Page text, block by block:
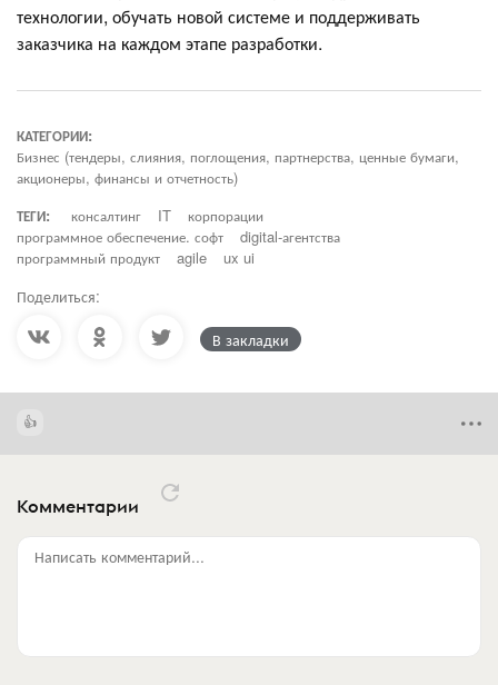
технологии, обучать новой системе и поддерживать
заказчика на каждом этапе разработки.
КАТЕГОРИИ:
Бизнес (тендеры, слияния, поглощения, партнерства, ценные бумаги,
акционеры, финансы и отчетность)
ТЕГИ:
консалтинг IT
корпорации
программное обеспечение. софт
digital-агентства
программный продукт
agile ux ui
Поделиться:
В закладки
Комментарии
Написать комментарий...